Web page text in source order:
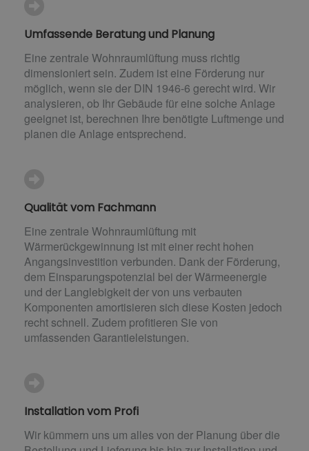
Umfassende Beratung und Planung
Eine zentrale Wohnraumlüftung muss richtig
dimensioniert sein. Zudem ist eine Förderung nur
möglich, wenn sie der DIN 1946-6 gerecht wird. Wir
analysieren, ob Ihr Gebäude für eine solche Anlage
geeignet ist, berechnen Ihre benötigte Luftmenge und
planen die Anlage entsprechend.
Qualität vom Fachmann
Eine zentrale Wohnraumlüftung mit
Wärmerückgewinnung ist mit einer recht hohen
Angangsinvestition verbunden. Dank der Förderung,
dem Einsparungspotenzial bei der Wärmeenergie
und der Langlebigkeit der von uns verbauten
Komponenten amortisieren sich diese Kosten jedoch
recht schnell. Zudem profitieren Sie von
umfassenden Garantieleistungen.
Installation vom Profi
Wir kümmern uns um alles von der Planung über die